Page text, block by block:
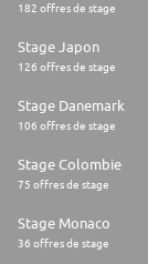
182 offres de stage
Stage Japon
126 offres de stage
Stage Danemark
106 offres de stage
Stage Colombie
75 offres de stage
Stage Monaco
36 offres de stage